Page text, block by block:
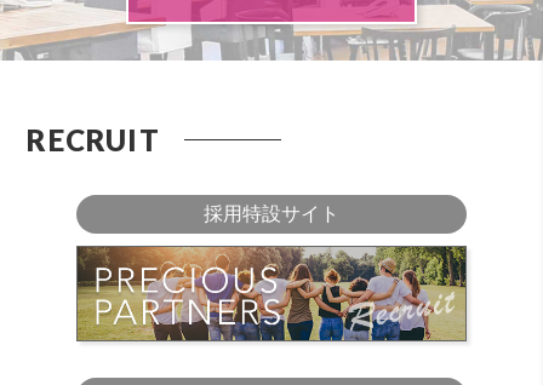
RECRUIT
採用特設サイト